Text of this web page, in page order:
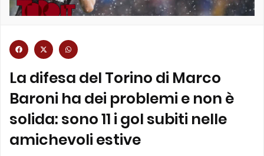
La difesa del Torino di Marco
Baroni ha dei problemi e non è
solida: sono 11 i gol subiti nelle
amichevoli estive